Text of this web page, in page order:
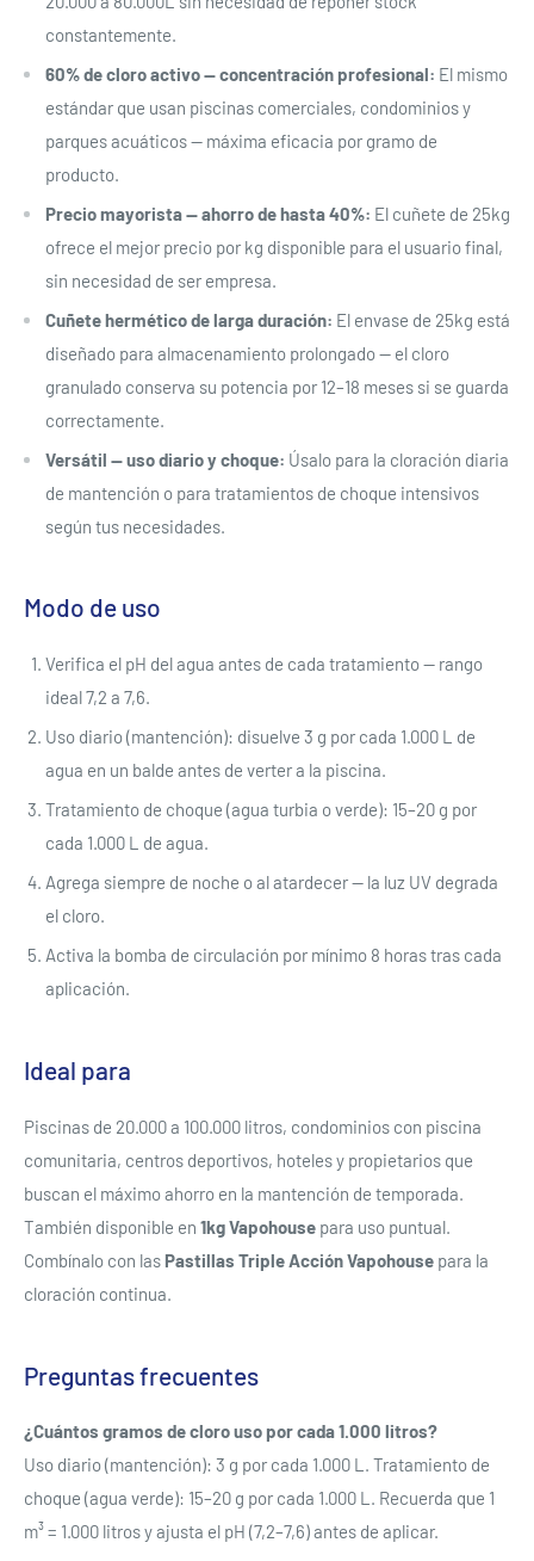
constantemente.
60% de cloro activo — concentración profesional: El mismo
estándar que usan piscinas comerciales, condominios y
parques acuáticos — máxima eficacia por gramo de
producto.
Precio mayorista — ahorro de hasta 40%: El cuñete de 25kg
ofrece el mejor precio por kg disponible para el usuario final,
sin necesidad de ser empresa.
Cuñete hermético de larga duración: El envase de 25kg está
diseñado para almacenamiento prolongado — el cloro
granulado conserva su potencia por 12–18 meses si se guarda
correctamente.
Versátil — uso diario y choque: Úsalo para la cloración diaria
de mantención o para tratamientos de choque intensivos
según tus necesidades.
Modo de uso
Verifica el pH del agua antes de cada tratamiento — rango
ideal 7,2 a 7,6.
Uso diario (mantención): disuelve 3 g por cada 1.000 L de
agua en un balde antes de verter a la piscina.
Tratamiento de choque (agua turbia o verde): 15–20 g por
cada 1.000 L de agua.
Agrega siempre de noche o al atardecer — la luz UV degrada
el cloro.
Activa la bomba de circulación por mínimo 8 horas tras cada
aplicación.
Ideal para
Piscinas de 20.000 a 100.000 litros, condominios con piscina
comunitaria, centros deportivos, hoteles y propietarios que
buscan el máximo ahorro en la mantención de temporada.
También disponible en 1kg Vapohouse para uso puntual.
Combínalo con lasPastillas Triple Acción Vapohouse para la
cloración continua.
Preguntas frecuentes
¿Cuántos gramos de cloro uso por cada 1.000 litros?
Uso diario (mantención): 3 g por cada 1.000 L. Tratamiento de
choque (agua verde): 15–20 g por cada 1.000 L. Recuerda que 1
m³ = 1.000 litros y ajusta el pH (7,2–7,6) antes de aplicar.